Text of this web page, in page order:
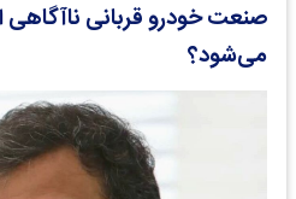
صنعت خودرو قربانی ناآگاهی
می‌شود؟